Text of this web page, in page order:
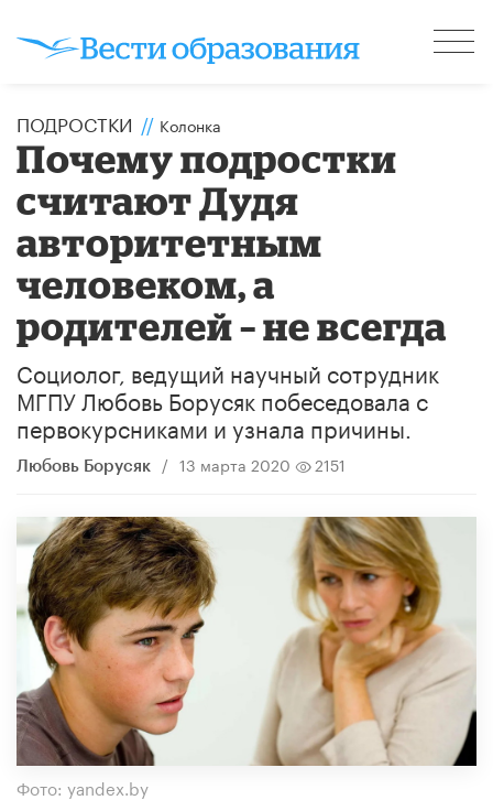
ПОДРОСТКИ // Колонка
Почему подростки
считают Дудя
авторитетным
человеком, а
родителей – не всегда
Социолог, ведущий научный сотрудник
МГПУ Любовь Борусяк побеседовала с
первокурсниками и узнала причины.
Любовь Борусяк / 13 марта 2020 2151
Фото: yandex.by